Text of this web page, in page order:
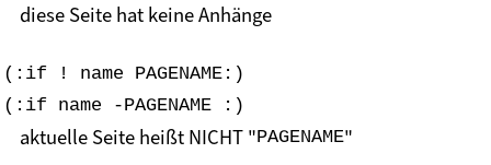
diese Seite hat keine Anhänge
(:if ! name PAGENAME:)
(:if name -PAGENAME :)
aktuelle Seite heißt NICHT "PAGENAME"